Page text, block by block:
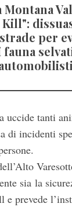
Kill":
per
uccide tanti
di incidenti
sia la
e prevede